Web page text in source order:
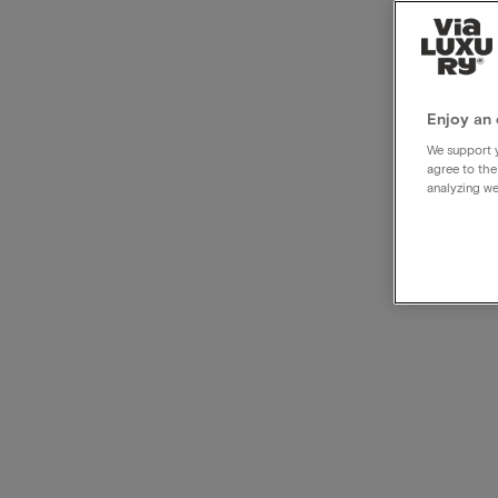
Enjoy an
We support
agree to
analyzing